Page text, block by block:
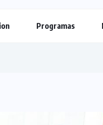
Programas